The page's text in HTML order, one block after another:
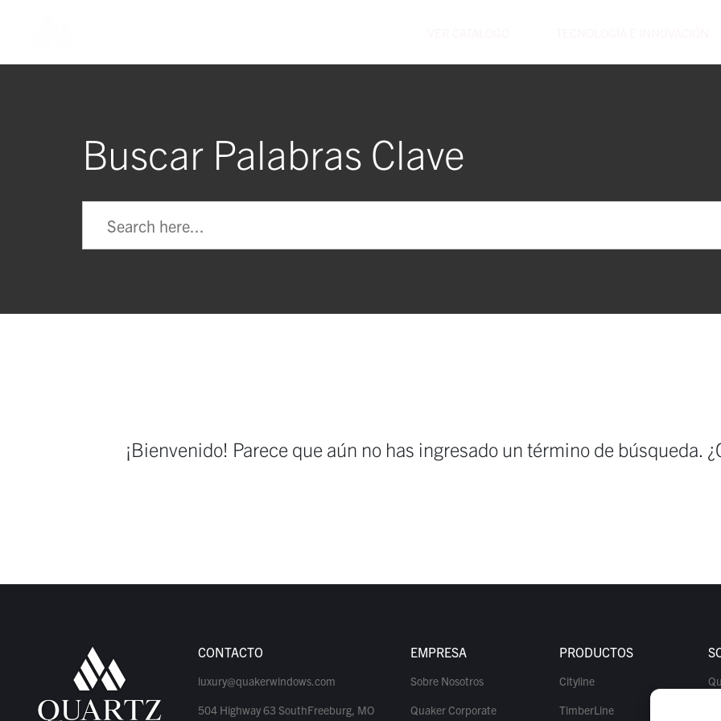
Buscar Palabras Clave
Buscar:
¡Bienvenido! Parece que aún no has ingresado un término de búsqueda.
CONTACTO
luxury@quakerwindows.com
504 Highway 63 SouthFreeburg, MO
EMPRESA
Sobre Nosotros
Quaker Corporate
PRODUCTOS
Cityline
TimberLine